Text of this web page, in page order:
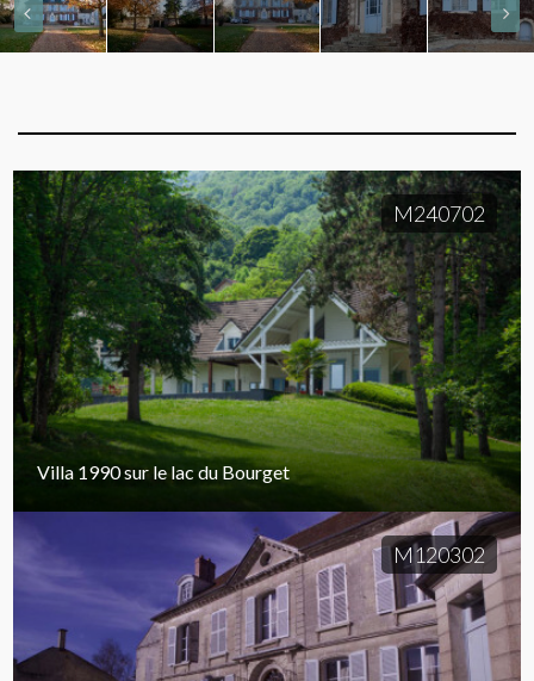
M240702
Villa 1990 sur le lac du Bourget
M120302